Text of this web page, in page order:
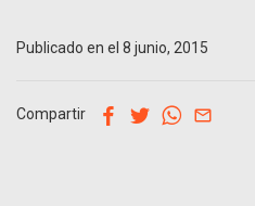
Publicado en el 8 junio, 2015
Compartir facebook
twitterwhatsapp